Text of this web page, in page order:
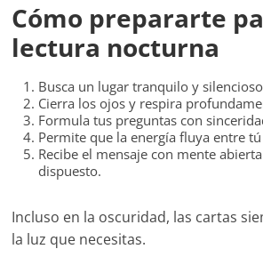
Cómo prepararte
lectura nocturna
Busca un lugar tranquilo y
Cierra los ojos y respira
Formula tus preguntas con
Permite que la energía fluya entre
Recibe el mensaje con mente
dispuesto.
Incluso en la oscuridad, las cartas
la luz que necesitas.